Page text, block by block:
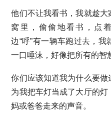
他们不让我看书，我就趁
窝里，偷偷地看书，点
边“呼”有一辆车跑过去，
一口唾沫，好像把所有的智
你们应该知道我为什么要做
为我把车灯当成了大厅的
妈或爸爸走来的声音。